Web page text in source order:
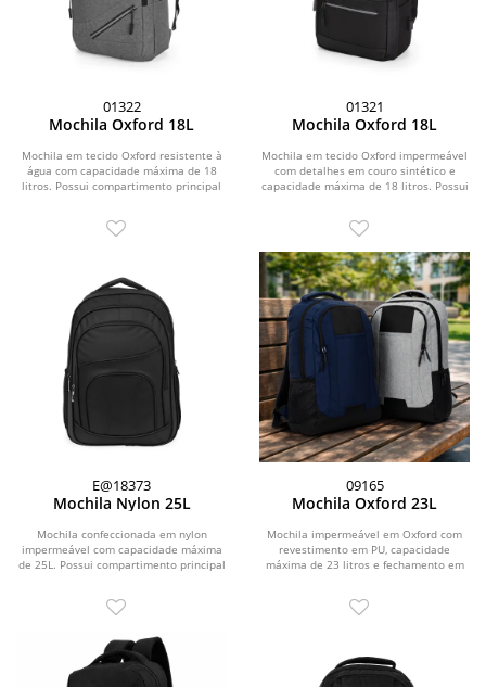
01322
Mochila Oxford 18L
Mochila em tecido Oxford resistente à
água com capacidade máxima de 18
litros. Possui compartimento principal
01321
Mochila Oxford 18L
Mochila em tecido Oxford impermeável
com detalhes em couro sintético e
capacidade máxima de 18 litros. Possui
E@18373
Mochila Nylon 25L
Mochila confeccionada em nylon
impermeável com capacidade máxima
de 25L. Possui compartimento principal
09165
Mochila Oxford 23L
Mochila impermeável em Oxford com
revestimento em PU, capacidade
máxima de 23 litros e fechamento em